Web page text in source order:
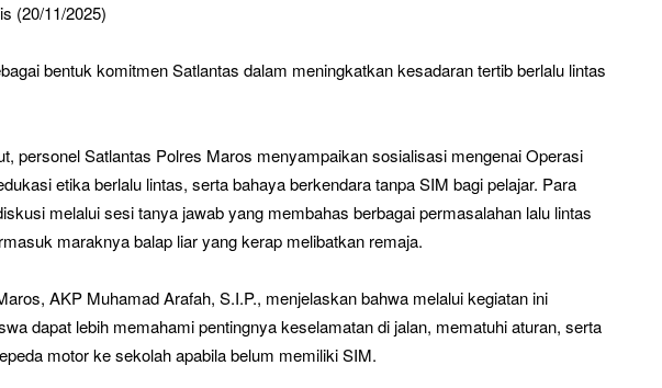
(20/11/2025)
bentuk komitmen Satlantas dalam meningkatkan kesadaran tertib berlalu lintas
personel Satlantas Polres Maros menyampaikan sosialisasi mengenai Operasi
etika berlalu lintas, serta bahaya berkendara tanpa SIM bagi pelajar. Para
melalui sesi tanya jawab yang membahas berbagai permasalahan lalu lintas
maraknya balap liar yang kerap melibatkan remaja.
AKP Muhamad Arafah, S.I.P., menjelaskan bahwa melalui kegiatan ini
dapat lebih memahami pentingnya keselamatan di jalan, mematuhi aturan, serta
motor ke sekolah apabila belum memiliki SIM.